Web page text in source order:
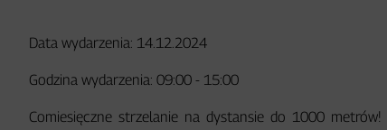
Data wydarzenia: 14.12.2024
Godzina wydarzenia: 09:00 - 15:00
Comiesięczne strzelanie na dystansie do 1000